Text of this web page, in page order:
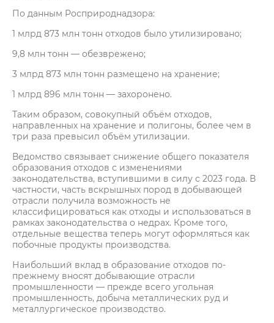
По данным Росприроднадзора:
1 млрд 873 млн тонн отходов было утилизировано;
9,8 млн тонн — обезврежено;
3 млрд 873 млн тонн размещено на хранение;
1 млрд 896 млн тонн — захоронено.
Таким образом, совокупный объём отходов,
направленных на хранение и полигоны, более чем в
три раза превысил объём утилизации.
Ведомство связывает снижение общего показателя
образования отходов с изменениями
законодательства, вступившими в силу с 2023 года. В
частности, часть вскрышных пород в добывающей
отрасли получила возможность не
классифицироваться как отходы и использоваться в
рамках законодательства о недрах. Кроме того,
отдельные вещества теперь могут оформляться как
побочные продукты производства.
Наибольший вклад в образование отходов по-
прежнему вносят добывающие отрасли
промышленности — прежде всего угольная
промышленность, добыча металлических руд и
металлургическое производство.